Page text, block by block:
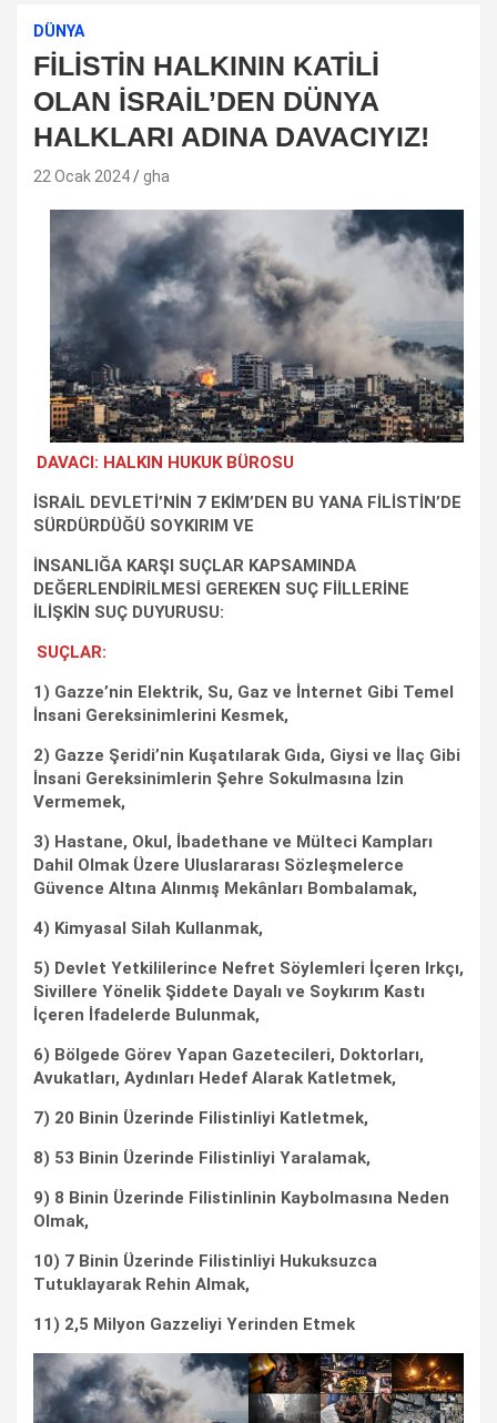
DÜNYA
FİLİSTİN HALKININ KATİLİ
OLAN İSRAİL’DEN DÜNYA
HALKLARI ADINA DAVACIYIZ!
22 Ocak 2024 gha
DAVACI: HALKIN HUKUK BÜROSU
İSRAİL DEVLETİ’NİN 7 EKİM’DEN BU YANA FİLİSTİN’DE
SÜRDÜRDÜĞÜ SOYKIRIM VE
İNSANLIĞA KARŞI SUÇLAR KAPSAMINDA
DEĞERLENDİRİLMESİ GEREKEN SUÇ FİİLLERİNE
İLİŞKİN SUÇ DUYURUSU:
SUÇLAR:
1) Gazze’nin Elektrik, Su, Gaz ve İnternet Gibi Temel
İnsani Gereksinimlerini Kesmek,
2) Gazze Şeridi’nin Kuşatılarak Gıda, Giysi ve İlaç Gibi
İnsani Gereksinimlerin Şehre Sokulmasına İzin
Vermemek,
3) Hastane, Okul, İbadethane ve Mülteci Kampları
Dahil Olmak Üzere Uluslararası Sözleşmelerce
Güvence Altına Alınmış Mekânları Bombalamak,
4) Kimyasal Silah Kullanmak,
5) Devlet Yetkililerince Nefret Söylemleri İçeren Irkçı,
Sivillere Yönelik Şiddete Dayalı ve Soykırım Kastı
İçeren İfadelerde Bulunmak,
6) Bölgede Görev Yapan Gazetecileri, Doktorları,
Avukatları, Aydınları Hedef Alarak Katletmek,
7) 20 Binin Üzerinde Filistinliyi Katletmek,
8) 53 Binin Üzerinde Filistinliyi Yaralamak,
9) 8 Binin Üzerinde Filistinlinin Kaybolmasına Neden
Olmak,
10) 7 Binin Üzerinde Filistinliyi Hukuksuzca
Tutuklayarak Rehin Almak,
11) 2,5 Milyon Gazzeliyi Yerinden Etmek